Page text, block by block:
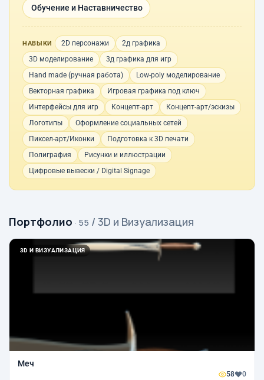
Обучение и Наставничество
НАВЫКИ 2D персонажи
2д графика
3D моделирование
3д графика для игр
Hand made (ручная работа)
Low-poly моделирование
Векторная графика
Игровая графика под ключ
Интерфейсы для игр
Концепт-арт
Концепт-арт/эскизы
Логотипы
Оформление социальных сетей
Пиксел-арт/Иконки
Подготовка к 3D печати
Полиграфия
Рисунки и иллюстрации
Цифровые вывески / Digital Signage
Портфолио · 55 / 3D и Визуализация
3D И ВИЗУАЛИЗАЦИЯ
Меч
58 0